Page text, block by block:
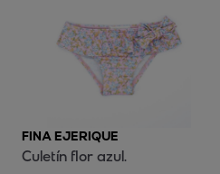
FINA EJERIQUE
Culetín flor azul.